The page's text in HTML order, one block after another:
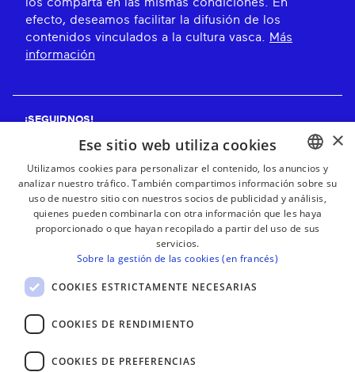
efecto, deseamos facilitar la difusión de los
contenidos vinculados a la cultura vasca.
Más
información
¡SEGUIDNOS!
¡RECIBE NUESTROS BOLETINES!
Suscribirse
BASQUE
FRENCH
×
Ese sitio web utiliza cookies
Utilizamos cookies para personalizar el contenido, los anuncios y
analizar nuestro tráfico. También compartimos información sobre su
uso de nuestro sitio con nuestros socios de publicidad y análisis,
quienes pueden combinarla con otra información que les haya
proporcionado o que hayan recopilado a partir del uso de sus
servicios.
Sobre la gestión de las cookies (en francés)
COOKIES ESTRICTAMENTE NECESARIAS
COOKIES DE RENDIMIENTO
COOKIES DE PREFERENCIAS